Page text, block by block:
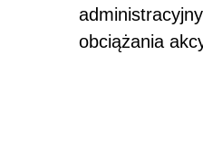
obciążania